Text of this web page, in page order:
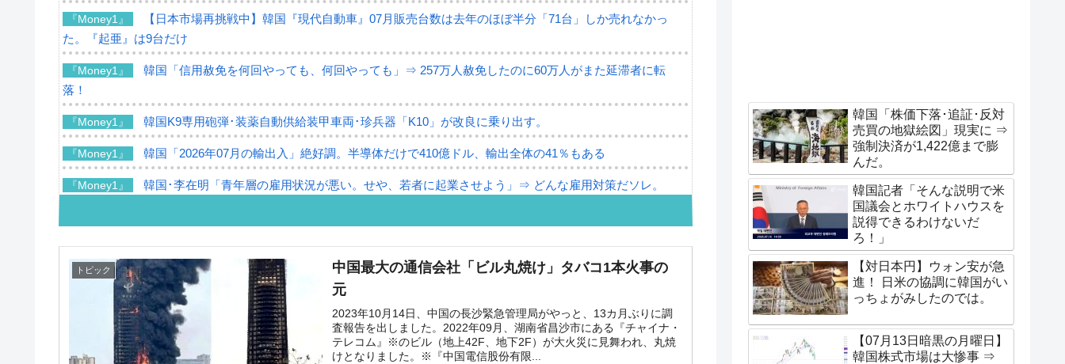
『Money1』
【日本市場再挑戦中】韓国『現代自動車』07月販売台数は去年のほぼ半分「71台」しか売れなかっ
た。『起亜』は9台だけ
『Money1』
韓国「信用赦免を何回やっても、何回やっても」⇒ 257万人赦免したのに60万人がまた延滞者に転
落！
『Money1』 韓国K9専用砲弾･装薬自動供給装甲車両･珍兵器「K10」が改良に乗り出す。
『Money1』 韓国「2026年07月の輸出入」絶好調。半導体だけで410億ドル、輸出全体の41％もある
『Money1』 韓国･李在明「青年層の雇用状況が悪い。せや、若者に起業させよう」⇒ どんな雇用対策だソレ。
『Money1』 韓国「ここは北朝鮮なのか。選管がサーバーにウソのデータを入力したのは明白だ」
『Money1』 韓国･李在明さっそく不動産対策で浅薄な発言。
『Money1』 韓国は「中国と同じく」投資に不適格な国だ。
『Money1』 『韓国銀行』が「金の保有量を増やします」⇒「金を経由するドル入手」手段ではないのか？
トピック
中国最大の通信会社「ビル丸焼け」タバコ1本火事の
元
2023年10月14日、中国の長沙緊急管理局がやっと、13カ月ぶりに調
査報告を出しました。2022年09月、湖南省昌沙市にある『チャイナ・
テレコム』※のビル（地上42F、地下2F）が大火災に見舞われ、丸焼
けとなりました。※『中国電信股份有限...
韓国「株価下落･追証･反対
売買の地獄絵図」現実に ⇒
強制決済が1,422億まで膨
んだ。
韓国記者「そんな説明で米
国議会とホワイトハウスを
説得できるわけないだ
ろ！」
【対日本円】ウォン安が急
進！ 日米の協調に韓国がい
っちょがみしたのでは。
【07月13日暗黒の月曜日】
韓国株式市場は大惨事 ⇒